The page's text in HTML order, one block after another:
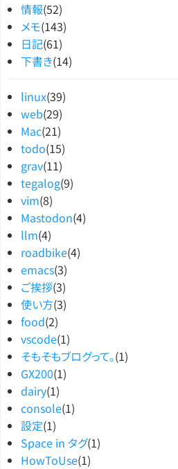
情報(52)
メモ(143)
日記(61)
下書き(14)
linux(39)
web(29)
Mac(21)
todo(15)
grav(11)
tegalog(9)
vim(8)
Mastodon(4)
llm(4)
roadbike(4)
emacs(3)
ご挨拶(3)
使い方(3)
food(2)
vscode(1)
そもそもブログって。(1)
GX200(1)
dairy(1)
console(1)
設定(1)
Space in タグ(1)
HowToUse(1)